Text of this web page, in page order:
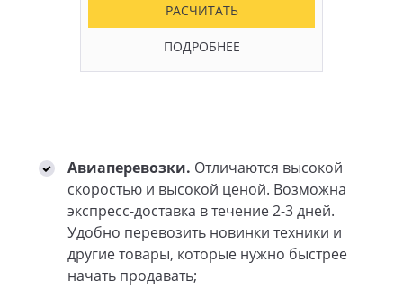
РАСЧИТАТЬ
ПОДРОБНЕЕ
Авиаперевозки. Отличаются высокой
скоростью и высокой ценой. Возможна
экспресс-доставка в течение 2-3 дней.
Удобно перевозить новинки техники и
другие товары, которые нужно быстрее
начать продавать;